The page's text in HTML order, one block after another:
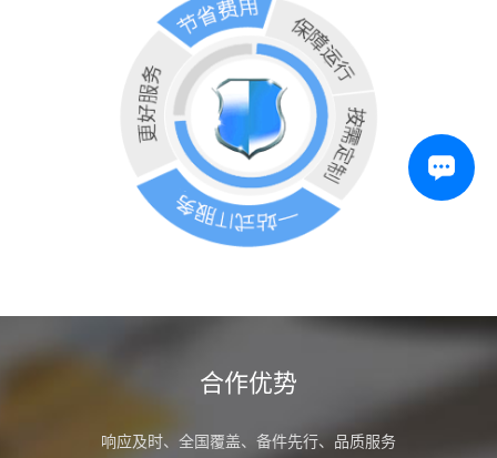
合作优势
响应及时、全国覆盖、备件先行、品质服务